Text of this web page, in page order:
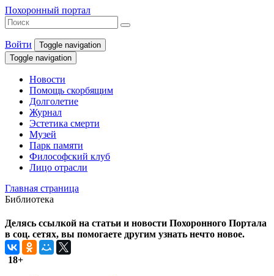
Похоронный портал
Войти
Toggle navigation
Toggle navigation
Новости
Помощь скорбящим
Долголетие
Журнал
Эстетика смерти
Музей
Парк памяти
Философский клуб
Лицо отрасли
Главная страница
Библиотека
Делясь ссылкой на статьи и новости Похоронного Портала
в соц. сетях, вы помогаете другим узнать нечто новое.
18+